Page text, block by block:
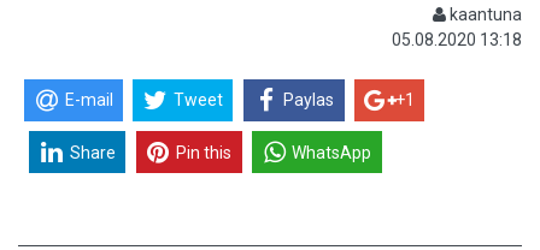
kaantuna
05.08.2020 13:18
E-mail Tweet Paylas +1
Share Pin this WhatsApp